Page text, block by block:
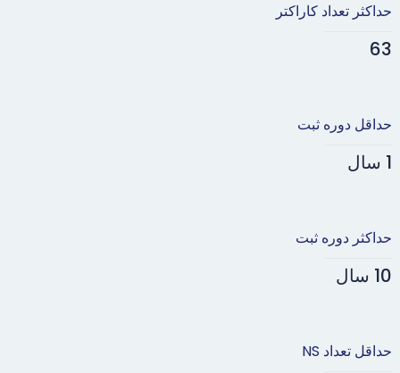
حداکثر تعداد کاراکتر
63
حداقل دوره ثبت
1 سال
حداکثر دوره ثبت
10 سال
حداقل تعداد NS